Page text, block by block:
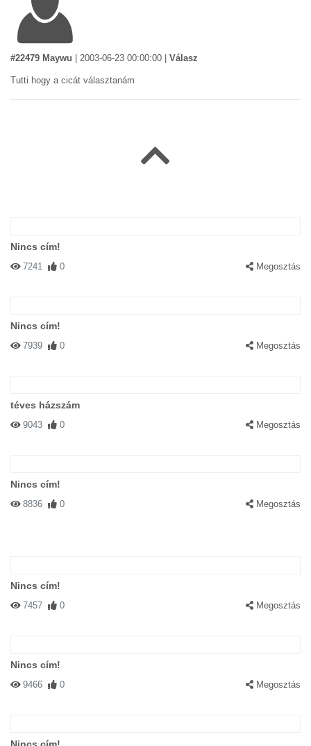
#22479 Maywu 2003-06-23 00:00:00 Válasz
Tutti hogy a cicát választanám
Nincs cím!
7241 0 Megosztás
Nincs cím!
7939 0 Megosztás
téves házszám
9043 0 Megosztás
Nincs cím!
8836 0 Megosztás
Nincs cím!
7457 0 Megosztás
Nincs cím!
9466 0 Megosztás